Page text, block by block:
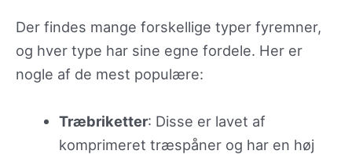
Der findes mange forskellige typer fyremner,
og hver type har sine egne fordele. Her er
nogle af de mest populære:
Træbriketter: Disse er lavet af
komprimeret træspåner og har en høj